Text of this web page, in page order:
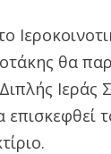
θα
Ιεράς
επισκεφθεί